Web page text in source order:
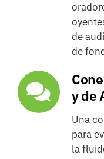
de
de
y de
Una
para
la